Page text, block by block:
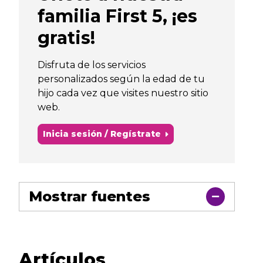
familia First 5, ¡es
gratis!
Disfruta de los servicios
personalizados según la edad de tu
hijo cada vez que visites nuestro sitio
web.
Inicia sesión / Regístrate
Mostrar fuentes